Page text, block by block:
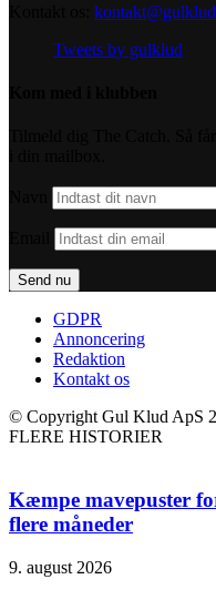
Tweets by gulklud
GDPR
Annoncering
Redaktion
Kontakt os
© Copyright Gul Klud ApS
FLERE HISTORIER
Kæmpe mavepuster
flere måneder
9. august 2026